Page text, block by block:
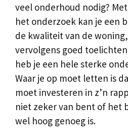
veel onderhoud nodig?
het onderzoek kan je een
de kwaliteit van de
vervolgens goed
heb je een hele sterke
Waar je op moet letten is
moet investeren in z’n
niet zeker van bent of het
wel hoog genoeg is.